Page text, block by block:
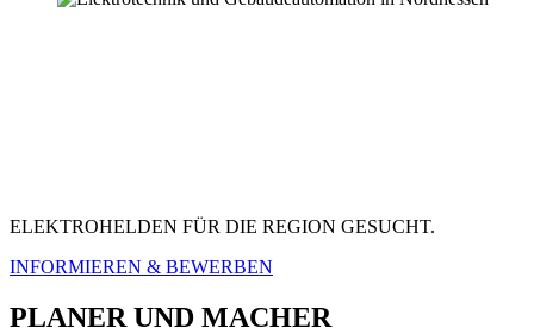
ELEKTROHELDEN FÜR DIE REGION GESUCHT.
INFORMIEREN & BEWERBEN
PLANER UND MACHER